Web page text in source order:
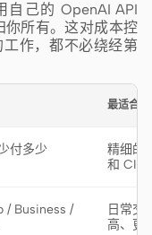
自己的 OpenAI API
你所有。这对成本控
作，都不必绕经第
最适合
付多少
精细的
和 CI
/ Business /
日常交
高、更